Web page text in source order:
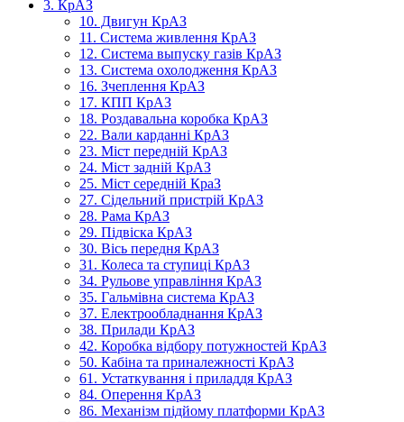
3. КрАЗ
10. Двигун КрАЗ
11. Система живлення КрАЗ
12. Система выпуску газів КрАЗ
13. Система охолодження КрАЗ
16. Зчеплення КрАЗ
17. КПП КрАЗ
18. Роздавальна коробка КрАЗ
22. Вали карданні КрАЗ
23. Міст передній КрАЗ
24. Міст задній КрАЗ
25. Міст середній КраЗ
27. Сідельний пристрій КрАЗ
28. Рама КрАЗ
29. Підвіска КрАЗ
30. Вісь передня КрАЗ
31. Колеса та ступиці КрАЗ
34. Рульове управління КрАЗ
35. Гальмівна система КрАЗ
37. Електрообладнання КрАЗ
38. Прилади КрАЗ
42. Коробка відбору потужностей КрАЗ
50. Кабіна та приналежності КрАЗ
61. Устаткування і приладдя КрАЗ
84. Оперення КрАЗ
86. Механізм підйому платформи КрАЗ